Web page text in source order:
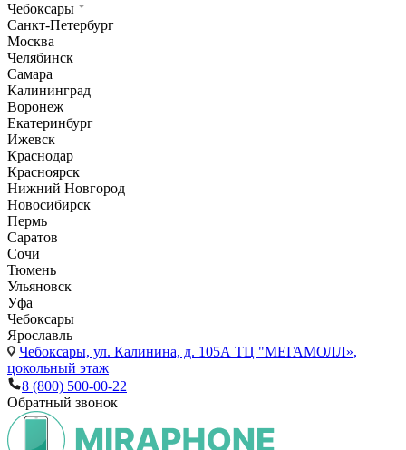
Чебоксары
Санкт-Петербург
Москва
Челябинск
Самара
Калининград
Воронеж
Екатеринбург
Ижевск
Краснодар
Красноярск
Нижний Новгород
Новосибирск
Пермь
Саратов
Сочи
Тюмень
Ульяновск
Уфа
Чебоксары
Ярославль
Чебоксары, ул. Калинина, д. 105А ТЦ "МЕГАМОЛЛ»,
цокольный этаж
8 (800) 500-00-22
Обратный звонок